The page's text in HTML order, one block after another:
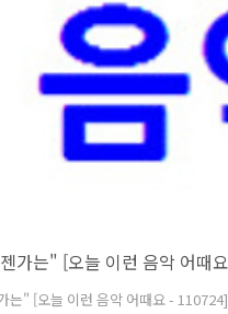
그리울~ 때! 그때! 울어요~~"라는 후
'이별의 슬픔에도 울지 말고, 이별한
.. 이별 그후, 순간순간..
가는" [오늘 이런 음악 어때
는" [오늘 이런 음악 어때요 -